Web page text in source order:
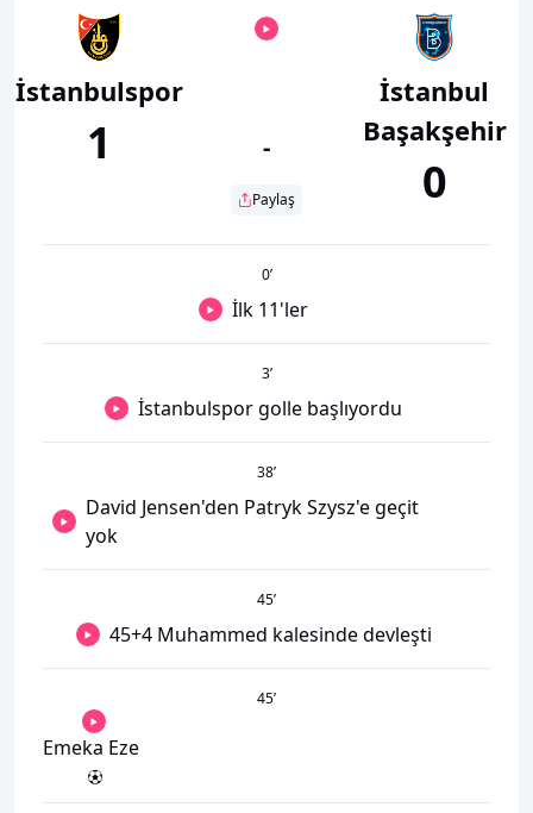
İstanbulspor
1 -
Paylaş
İstanbul
Başakşehir
0
0’
İlk 11'ler
3’
İstanbulspor golle başlıyordu
38’
David Jensen'den Patryk Szysz'e geçit
yok
45’
45+4 Muhammed kalesinde devleşti
45’
Emeka Eze